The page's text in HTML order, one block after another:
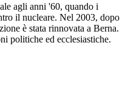
agli anni '60, quando i
il nucleare. Nel 2003, dopo
è stata rinnovata a Berna.
politiche ed ecclesiastiche.